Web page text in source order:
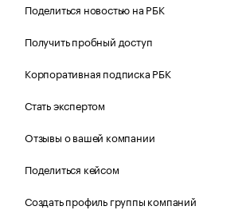
Поделиться новостью на РБК
Получить пробный доступ
Корпоративная подписка РБК
Стать экспертом
Отзывы о вашей компании
Поделиться кейсом
Создать профиль группы компаний